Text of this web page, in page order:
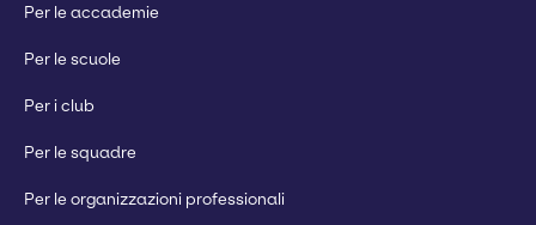
Per le accademie
Per le scuole
Per i club
Per le squadre
Per le organizzazioni professionali